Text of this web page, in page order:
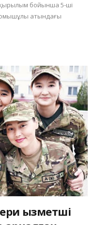
бойынша 5-ші
атындағы
қызметші